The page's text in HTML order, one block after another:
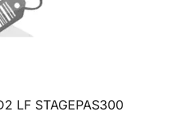
LF STAGEPAS300